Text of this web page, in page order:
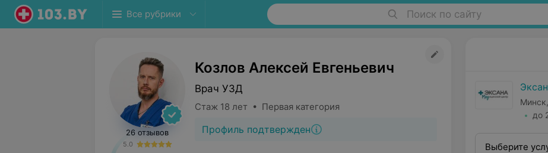
Все рубрики Поиск по сайту
26 отзывов
5.0
Козлов Алексей Евгеньевич
Врач УЗД
Стаж 18 лет • Первая категория
Профиль подтвержден
до
Выберите